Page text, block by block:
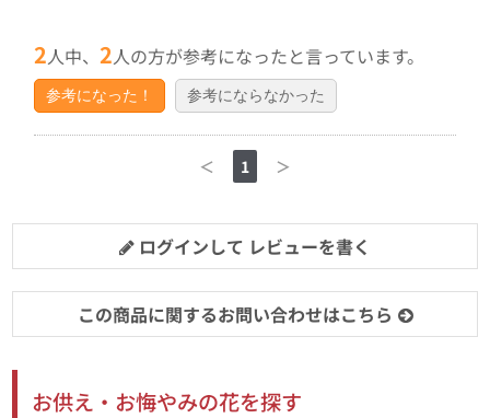
2人中、 2人の方が参考になったと言っています。
参考になった！ 参考にならなかった
＜ 1 ＞
ログインして レビューを書く
この商品に関するお問い合わせはこちら
お供え・お悔やみの花を探す